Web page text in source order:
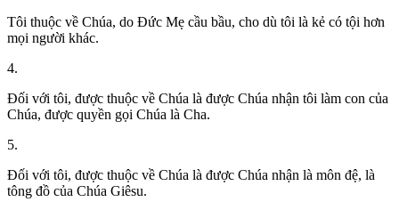
Tôi thuộc về Chúa, do Đức Mẹ cầu bầu, cho dù tôi là kẻ có tội hơn
mọi người khác.
4.
Đối với tôi, được thuộc về Chúa là được Chúa nhận tôi làm con của
Chúa, được quyền gọi Chúa là Cha.
5.
Đối với tôi, được thuộc về Chúa là được Chúa nhận là môn đệ, là
tông đồ của Chúa Giêsu.